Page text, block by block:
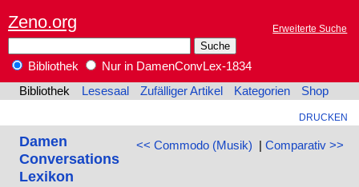
Zeno.org Erweiterte Suche
Bibliothek
Nur in DamenConvLex-1834
Bibliothek
Lesesaal Zufälliger Artikel Kategorien Shop
DRUCKEN
<< Commodo (Musik) | Comparativ >>
Damen
Conversations
Lexikon